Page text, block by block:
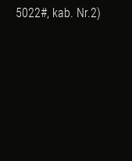
5022#, kab. Nr.2)